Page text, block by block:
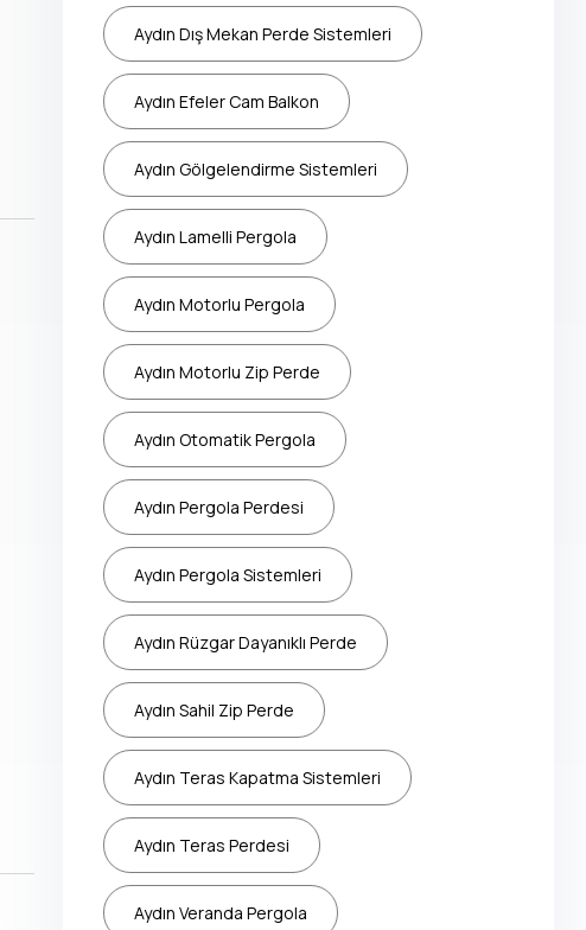
Aydın Dış Mekan Perde Sistemleri
Aydın Efeler Cam Balkon
Aydın Gölgelendirme Sistemleri
Aydın Lamelli Pergola
Aydın Motorlu Pergola
Aydın Motorlu Zip Perde
Aydın Otomatik Pergola
Aydın Pergola Perdesi
Aydın Pergola Sistemleri
Aydın Rüzgar Dayanıklı Perde
Aydın Sahil Zip Perde
Aydın Teras Kapatma Sistemleri
Aydın Teras Perdesi
Aydın Veranda Pergola